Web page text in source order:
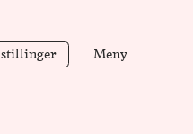
stillinger Meny